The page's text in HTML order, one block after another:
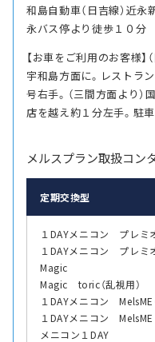
和島自動車（日吉線）近永
永バス停より徒歩１０分
【お車をご利用のお客様】
宇和島方面に。レストラ
号右手。（三間方面より
店を越え約１分左手。駐車
メルスプラン取扱コン
定期交換型
１DAYメニコン プレミ
１DAYメニコン プレミ
Magic
Magic toric（乱視用）
１DAYメニコン MelsME
１DAYメニコン MelsME
メニコン１DAY